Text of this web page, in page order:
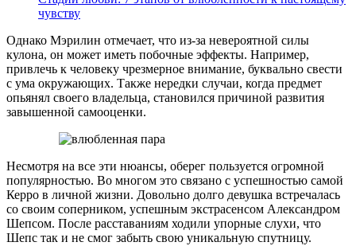
чувству
Однако Мэрилин отмечает, что из-за невероятной силы
кулона, он может иметь побочные эффекты. Например,
привлечь к человеку чрезмерное внимание, буквально свести
с ума окружающих. Также нередки случаи, когда предмет
опьянял своего владельца, становился причиной развития
завышенной самооценки.
Несмотря на все эти нюансы, оберег пользуется огромной
популярностью. Во многом это связано с успешностью самой
Керро в личной жизни. Довольно долго девушка встречалась
со своим соперником, успешным экстрасенсом Александром
Шепсом. После расставаниям ходили упорные слухи, что
Шепс так и не смог забыть свою уникальную спутницу.